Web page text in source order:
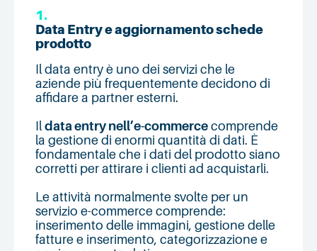
1.
Data Entry e aggiornamento schede
prodotto
Il data entry è uno dei servizi che le
aziende più frequentemente decidono di
affidare a partner esterni.
Il data entry nell’e-commerce comprende
la gestione di enormi quantità di dati. È
fondamentale che i dati del prodotto siano
corretti per attirare i clienti ad acquistarli.
Le attività normalmente svolte per un
servizio e-commerce comprende:
inserimento delle immagini, gestione delle
fatture e inserimento, categorizzazione e